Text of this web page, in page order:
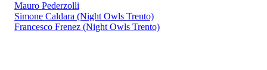
Mauro Pederzolli
Simone Caldara (Night Owls Trento)
Francesco Frenez (Night Owls Trento)